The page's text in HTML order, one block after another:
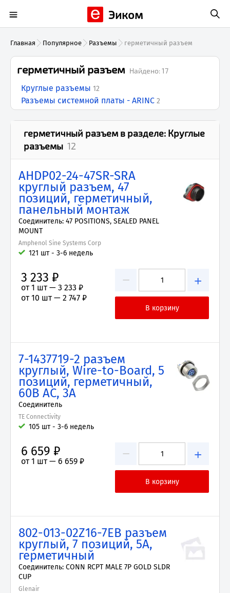
Эиком
Главная Популярное Разъемы герметичный разъем
герметичный разъем Найдено:17
Круглые разъемы 12
Разъемы системной платы - ARINC 2
герметичный разъем в разделе: Круглые
разъемы 12
AHDP02-24-47SR-SRA
круглый разъем, 47
позиций, герметичный,
панельный монтаж
Соединитель: 47 POSITIONS, SEALED PANEL
MOUNT
Amphenol Sine Systems Corp
121 шт - 3-6 недель
− +
3 233 ₽
от 1 шт — 3 233 ₽
от 10 шт — 2 747 ₽
7-1437719-2 разъем
круглый, Wire-to-Board, 5
позиций, герметичный,
60В AC, 3А
Соединитель
TE Connectivity
105 шт - 3-6 недель
− +
6 659 ₽
от 1 шт — 6 659 ₽
802-013-02Z16-7EB разъем
круглый, 7 позиций, 5А,
герметичный
Соединитель: CONN RCPT MALE 7P GOLD SLDR
CUP
Glenair